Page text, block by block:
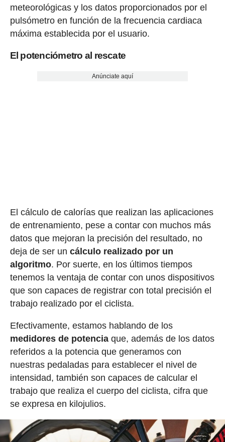
meteorológicas y los datos proporcionados por el
pulsómetro en función de la frecuencia cardiaca
máxima establecida por el usuario.
El potenciómetro al rescate
Anúnciate aquí
El cálculo de calorías que realizan las aplicaciones
de entrenamiento, pese a contar con muchos más
datos que mejoran la precisión del resultado, no
deja de ser un cálculo realizado por un
algoritmo. Por suerte, en los últimos tiempos
tenemos la ventaja de contar con unos dispositivos
que son capaces de registrar con total precisión el
trabajo realizado por el ciclista.
Efectivamente, estamos hablando de los
medidores de potenciaque, además de los datos
referidos a la potencia que generamos con
nuestras pedaladas para establecer el nivel de
intensidad, también son capaces de calcular el
trabajo que realiza el cuerpo del ciclista, cifra que
se expresa en kilojulios.